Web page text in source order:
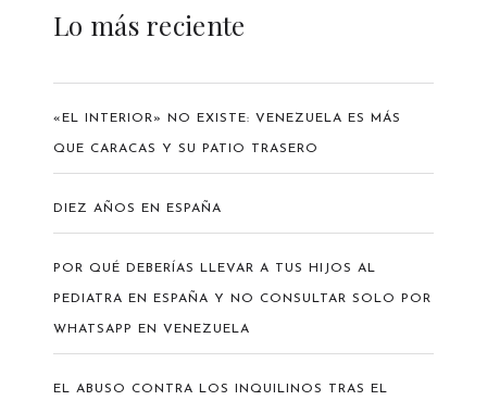
Lo más reciente
«EL INTERIOR» NO EXISTE: VENEZUELA ES MÁS
QUE CARACAS Y SU PATIO TRASERO
DIEZ AÑOS EN ESPAÑA
POR QUÉ DEBERÍAS LLEVAR A TUS HIJOS AL
PEDIATRA EN ESPAÑA Y NO CONSULTAR SOLO POR
WHATSAPP EN VENEZUELA
EL ABUSO CONTRA LOS INQUILINOS TRAS EL